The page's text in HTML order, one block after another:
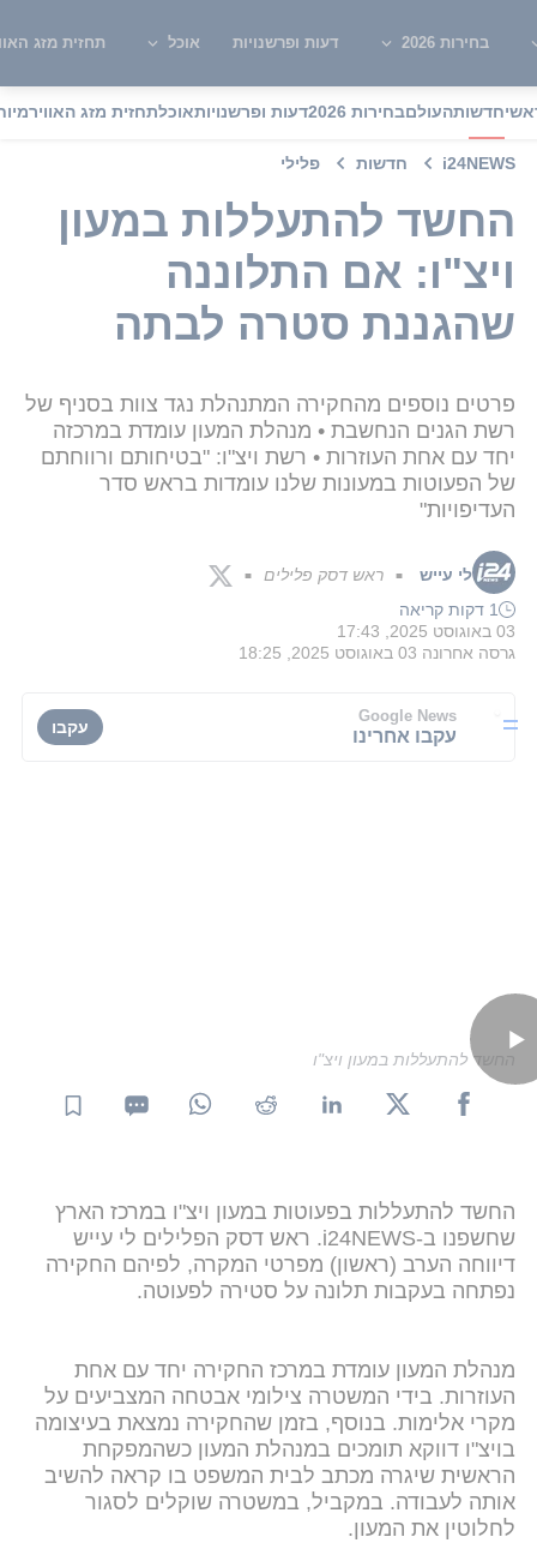
בחירות 2026 דעות ופרשנויות אוכל תחזית מזג
חדשותהעולםבחירות 2026 דעות ופרשנויותאוכלתחזית מזג האוויר
i24NEWS חדשות פלילי
החשד להתעללות במעון
ויצ"ו: אם התלוננה
שהגננת סטרה לבתה
פרטים נוספים מהחקירה המתנהלת נגד צוות בסניף של
רשת הגנים הנחשבת • מנהלת המעון עומדת במרכזה
יחד עם אחת העוזרות • רשת ויצ"ו: "בטיחותם ורווחתם
של הפעוטות במעונות שלנו עומדות בראש סדר
העדיפויות"
לי עייש ■ ראש דסק פלילים ■
1 דקות קריאה
03 באוגוסט 2025, 17:43
גרסה אחרונה 03 באוגוסט 2025, 18:25
Google News
עקבו אחרינו עקבו
החשד להתעללות במעון ויצ"ו
החשד להתעללות בפעוטות במעון ויצ"ו במרכז הארץ
שחשפנו ב-i24NEWS. ראש דסק הפלילים לי עייש
דיווחה הערב (ראשון) מפרטי המקרה, לפיהם החקירה
נפתחה בעקבות תלונה על סטירה לפעוטה.
מנהלת המעון עומדת במרכז החקירה יחד עם אחת
העוזרות. בידי המשטרה צילומי אבטחה המצביעים על
מקרי אלימות. בנוסף, בזמן שהחקירה נמצאת בעיצומה
בויצ"ו דווקא תומכים במנהלת המעון כשהמפקחת
הראשית שיגרה מכתב לבית המשפט בו קראה להשיב
אותה לעבודה. במקביל, במשטרה שוקלים לסגור
לחלוטין את המעון.